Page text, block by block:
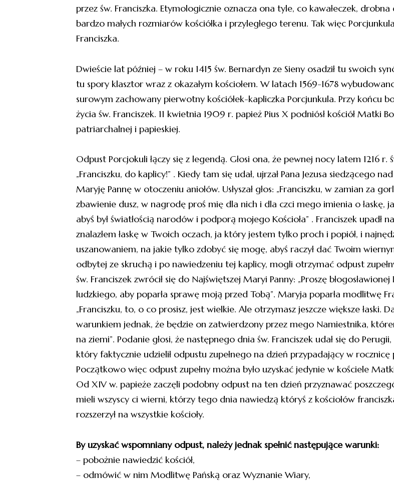
przez św. Franciszka. Etymologicznie oznacza ona tyle, co kawałeczek,
bardzo małych rozmiarów kościółka i przyległego terenu. Tak więc
Franciszka.
Dwieście lat później – w roku 1415 św. Bernardyn ze Sieny osadził tu swoich
tu spory klasztor wraz z okazałym kościołem. W latach 1569-1678
surowym zachowany pierwotny kościółek-kapliczka Porcjunkula. Przy końcu
życia św. Franciszek. 11 kwietnia 1909 r. papież Pius X podniósł kościół Matki
patriarchalnej i papieskiej.
Odpust Porcjokuli łączy się z legendą. Głosi ona, że pewnej nocy latem 1216 r.
„Franciszku, do kaplicy!” . Kiedy tam się udał, ujrzał Pana Jezusa siedzącego
Maryję Pannę w otoczeniu aniołów. Usłyszał głos: „Franciszku, w zamian za
zbawienie dusz, w nagrodę proś mię dla nich i dla czci mego imienia o łaskę,
abyś był światłością narodów i podporą mojego Kościoła” . Franciszek upadł
znalazłem łaskę w Twoich oczach, ja który jestem tylko proch i popiół, i
uszanowaniem, na jakie tylko zdobyć się mogę, abyś raczył dać Twoim
odbytej ze skruchą i po nawiedzeniu tej kaplicy, mogli otrzymać odpust
św. Franciszek zwrócił się do Najświętszej Maryi Panny: „Proszę
ludzkiego, aby poparła sprawę moją przed Tobą”. Maryja poparła modlitwę
„Franciszku, to, o co prosisz, jest wielkie. Ale otrzymasz jeszcze większe łaski.
warunkiem jednak, że będzie on zatwierdzony przez mego Namiestnika,
na ziemi”. Podanie głosi, że następnego dnia św. Franciszek udał się do
który faktycznie udzielił odpustu zupełnego na dzień przypadający w
Początkowo więc odpust zupełny można było uzyskać jedynie w kościele
Od XIV w. papieże zaczęli podobny odpust na ten dzień przyznawać
mieli wszyscy ci wierni, którzy tego dnia nawiedzą któryś z kościołów
rozszerzył na wszystkie kościoły.
By uzyskać wspomniany odpust, należy jednak spełnić następujące warunki:
– pobożnie nawiedzić kościół,
– odmówić w nim Modlitwę Pańską oraz Wyznanie Wiary,
Dołącz do Parafii św. Wawrzyńca w
i otrzymuj najważniejsze wiadomości
swoją skrzynkę.